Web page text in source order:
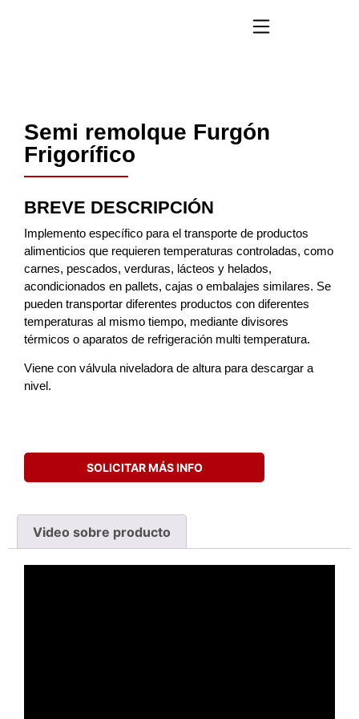
Semi remolque Furgón
Frigorífico
BREVE DESCRIPCIÓN
Implemento específico para el transporte de productos
alimenticios que requieren temperaturas controladas, como
carnes, pescados, verduras, lácteos y helados,
acondicionados en pallets, cajas o embalajes similares. Se
pueden transportar diferentes productos con diferentes
temperaturas al mismo tiempo, mediante divisores
térmicos o aparatos de refrigeración multi temperatura.
Viene con válvula niveladora de altura para descargar a
nivel.
SOLICITAR MÁS INFO
Video sobre producto